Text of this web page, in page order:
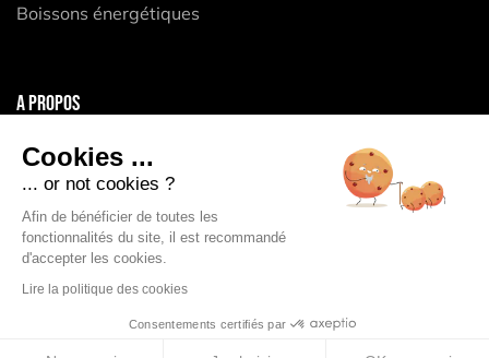
Boissons énergétiques
A PROPOS
CGV
Politique de confidentialité
Politique des Cookies
Cookies ...
... or not cookies ?
Afin de bénéficier de toutes les
fonctionnalités du site, il est recommandé
d'accepter les cookies.
Lire la politique des cookies
Consentements certifiés par